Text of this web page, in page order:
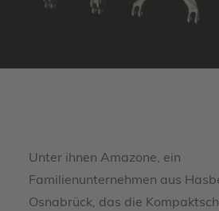
Unter ihnen Amazone, ein
Familienunternehmen aus
Osnabrück, das die